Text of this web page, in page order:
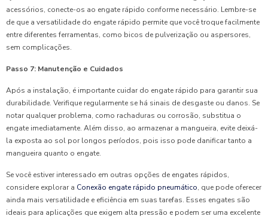
acessórios, conecte-os ao engate rápido conforme necessário. Lembre-se
de que a versatilidade do engate rápido permite que você troque facilmente
entre diferentes ferramentas, como bicos de pulverização ou aspersores,
sem complicações.
Passo 7: Manutenção e Cuidados
Após a instalação, é importante cuidar do engate rápido para garantir sua
durabilidade. Verifique regularmente se há sinais de desgaste ou danos. Se
notar qualquer problema, como rachaduras ou corrosão, substitua o
engate imediatamente. Além disso, ao armazenar a mangueira, evite deixá-
la exposta ao sol por longos períodos, pois isso pode danificar tanto a
mangueira quanto o engate.
Se você estiver interessado em outras opções de engates rápidos,
considere explorar a Conexão engate rápido pneumático, que pode oferecer
ainda mais versatilidade e eficiência em suas tarefas. Esses engates são
ideais para aplicações que exigem alta pressão e podem ser uma excelente